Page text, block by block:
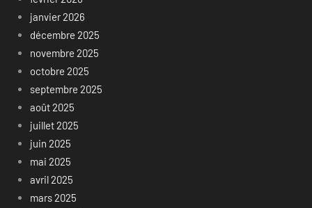
janvier 2026
décembre 2025
novembre 2025
octobre 2025
septembre 2025
août 2025
juillet 2025
juin 2025
mai 2025
avril 2025
mars 2025